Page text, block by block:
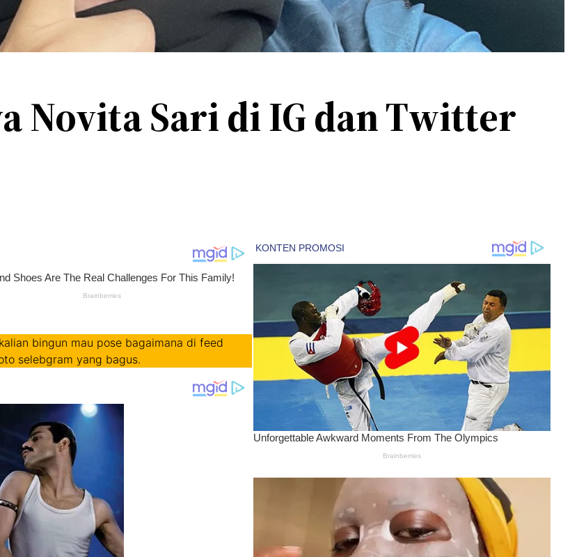
Novita Sari di IG dan Twitter
bingun mau pose bagaimana di feed
selebgram yang bagus.